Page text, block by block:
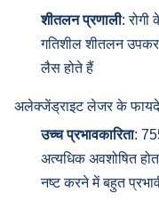
शीतलन प्रणाली:
गतिशील शीतलन
लैस होते हैं
अलेक्जेंड्राइट लेजर के फायदे
उच्च प्रभावकारिता:
अत्यधिक अवशोषित
नष्ट करने में बहुत